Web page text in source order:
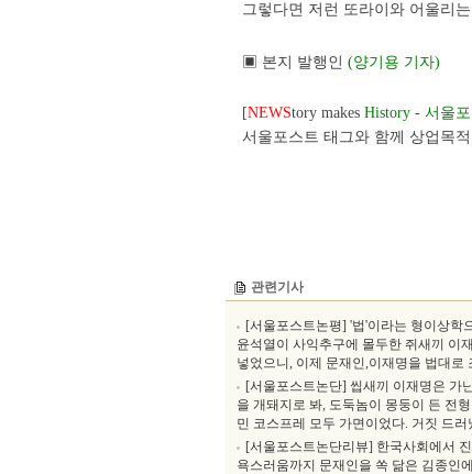
그렇다면 저런 또라이와 어울
▣ 본지 발행인 (양기용 기자)
[NEWStory makes History- 서울
서울포스트 태그와 함께 상업목
관련기사
[서울포스트논평] '법'이라는 형이상학
윤석열이 사익추구에 몰두한 쥐새끼 이
넣었으니, 이제 문재인,이재명을 법대로
[서울포스트논단] 씹새끼 이재명은 가
을 개돼지로 봐, 도둑놈이 몽둥이 든 전
민 코스프레 모두 가면이었다. 거짓 드러
[서울포스트논단리뷰] 한국사회에서
욕스러움까지 문재인을 쏙 닮은 김종인